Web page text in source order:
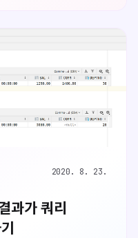
다.각 부서에 속한 사원
부서별 사원명을
를 사용할 수
2020. 8. 23.
과가 쿼리